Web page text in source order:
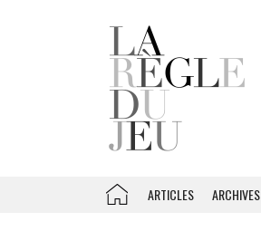
ARTICLES ARCHIVES